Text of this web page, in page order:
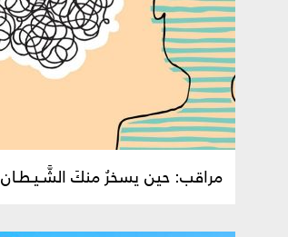
مراقب: حين يسخرُ منكَ الشَّـيـطـان